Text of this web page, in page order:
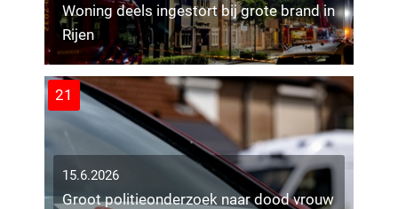
Woning deels ingestort bij grote brand in
Rijen
21
15.6.2026
Groot politieonderzoek naar dood vrouw